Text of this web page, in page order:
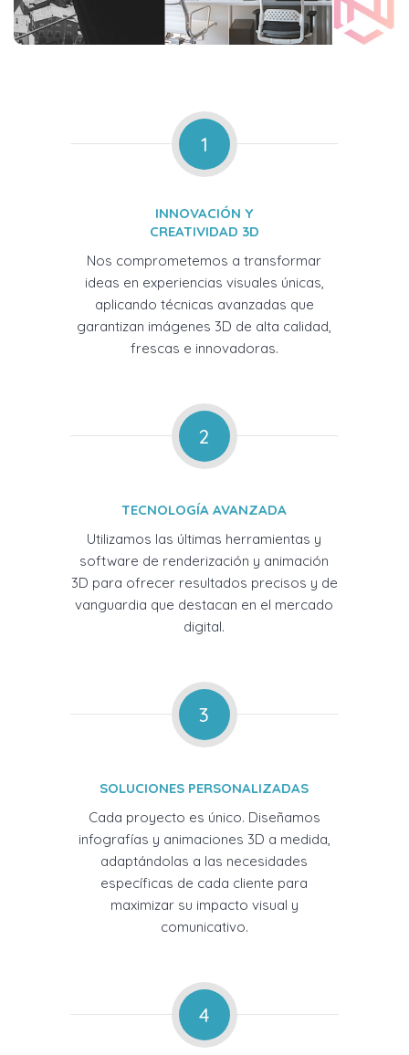
1
INNOVACIÓN Y
CREATIVIDAD 3D
Nos comprometemos a transformar
ideas en experiencias visuales únicas,
aplicando técnicas avanzadas que
garantizan imágenes 3D de alta calidad,
frescas e innovadoras.
2
TECNOLOGÍA AVANZADA
Utilizamos las últimas herramientas y
software de renderización y animación
3D para ofrecer resultados precisos y de
vanguardia que destacan en el mercado
digital.
3
SOLUCIONES PERSONALIZADAS
Cada proyecto es único. Diseñamos
infografías y animaciones 3D a medida,
adaptándolas a las necesidades
específicas de cada cliente para
maximizar su impacto visual y
comunicativo.
4